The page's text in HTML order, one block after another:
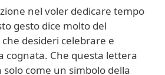
nel voler dedicare tempo
gesto dice molto del
desideri celebrare e
cognata. Che questa lettera
come un simbolo della